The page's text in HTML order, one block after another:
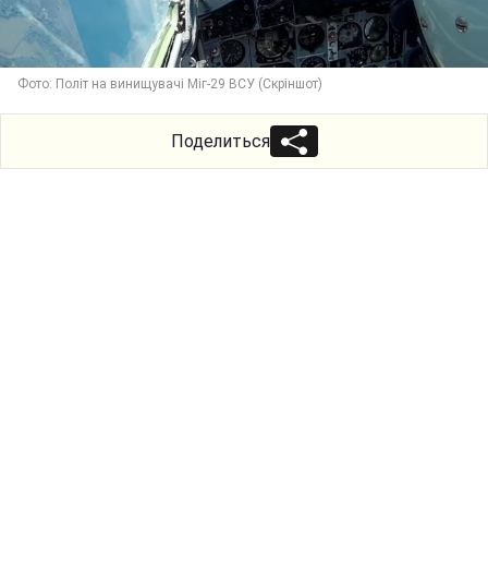
Фото: Політ на винищувачі Міг-29 ВСУ (Скріншот)
Поделиться